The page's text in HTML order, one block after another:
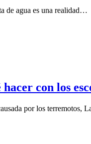
de agua es una realidad…
con los
por los terremotos,